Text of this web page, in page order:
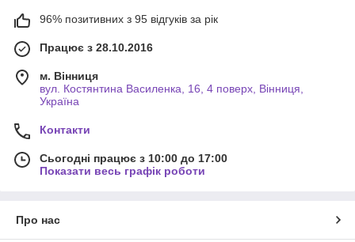
96% позитивних з 95 відгуків за рік
Працює з 28.10.2016
м. Вінниця
вул. Костянтина Василенка, 16, 4 поверх, Вінниця,
Україна
Контакти
Сьогодні працює з 10:00 до 17:00
Показати весь графік роботи
Про нас